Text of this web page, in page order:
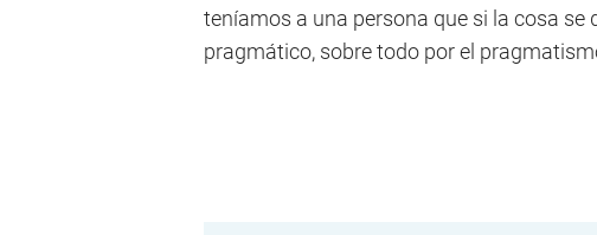
teníamos a una persona que si la cosa
pragmático, sobre todo por el